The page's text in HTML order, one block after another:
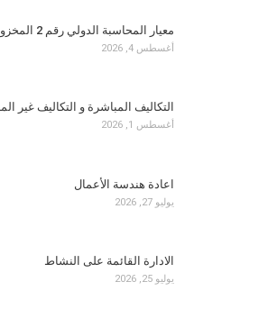
معيار المحاسبة الدولي رقم 2 المخزون IAS 2
أغسطس 4, 2026
التكاليف المباشرة و التكاليف غير
أغسطس 1, 2026
اعادة هندسة الأعمال
يوليو 27, 2026
الادارة القائمة على النشاط
يوليو 25, 2026